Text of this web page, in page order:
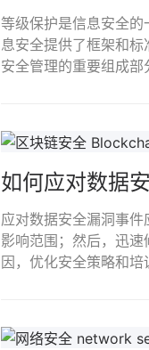
等级保护是信息安全
息安全提供了框架和
安全管理的重要组成部
如何应对数据
应对数据安全漏洞事
影响范围；然后，迅
因，优化安全策略和培